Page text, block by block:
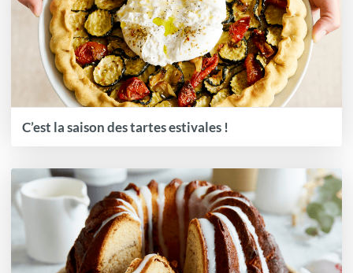
C’est la saison des tartes estivales !